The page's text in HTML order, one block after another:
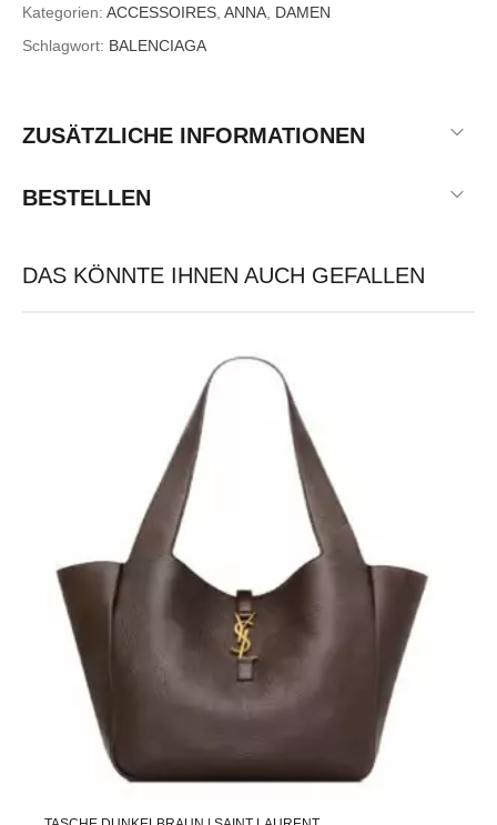
Kategorien: ACCESSOIRES ANNA DAMEN
Schlagwort: BALENCIAGA
ZUSÄTZLICHE INFORMATIONEN
BESTELLEN
DAS KÖNNTE IHNEN AUCH GEFALLEN